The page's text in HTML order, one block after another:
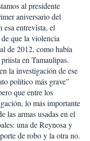
al presidente
aniversario del
esa entrevista, el
que la violencia
de 2012, como había
en Tamaulipas.
la investigación de ese
político más grave”
que entre los
lo más importante
las armas usadas en el
una de Reynosa y
de robo y la otra no.